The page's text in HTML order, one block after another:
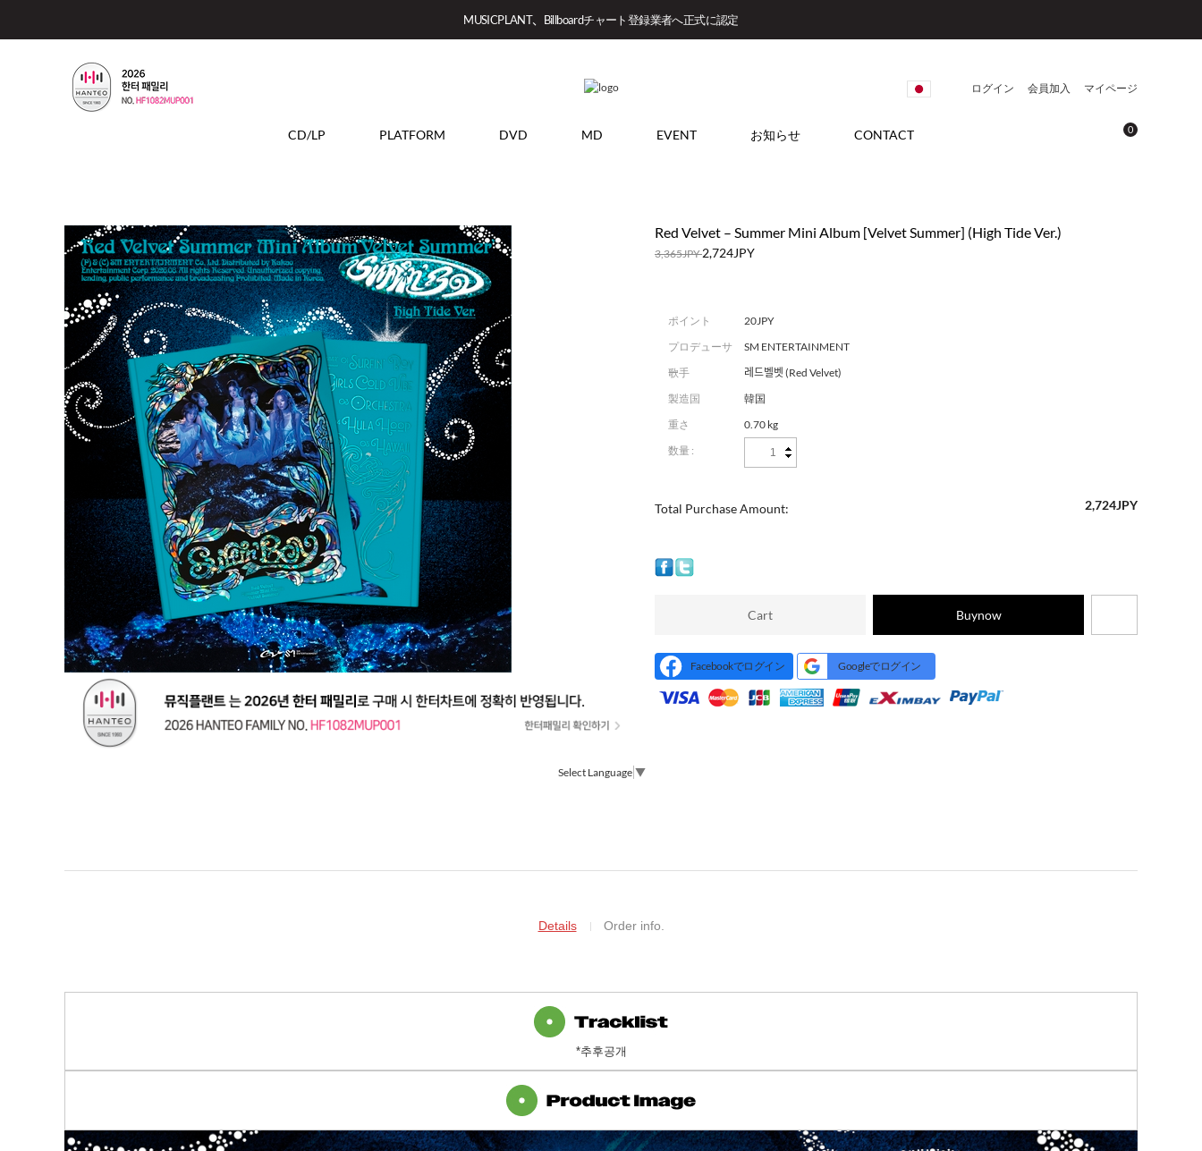
MUSICPLANT、Billboardチャート登録業者へ正式に認定
ログイン 会員加入 マイページ
CD/LP PLATFORM DVD MD EVENT お知らせ CONTACT 0
Red Velvet – Summer Mini Album [Velvet Summer] (High Tide Ver.)
3,365JPY2,724JPY
ポイント
20JPY
プロデューサ
ー
SM ENTERTAINMENT
歌手
레드벨벳 (Red Velvet)
製造国
韓国
重さ
0.70 kg
数量 :
Total Purchase Amount: 2,724JPY
Cart Buynow
Facebookでログイン Googleでログイン
Select Language ▼
Details Order info.
*추후공개